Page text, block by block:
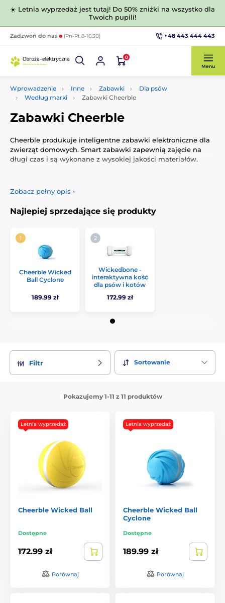
☀️ Letnia wyprzedaż jest tutaj! Do 50% zniżki na wszystko dla
Twoich pupili!
Zadzwoń do nas (Pn-Pt 8-16:30) +48 443 444 443
0
Menu
Wprowadzenie Inne Zabawki
Dla psów
Według marki
Zabawki Cheerble
Zabawki Cheerble
Cheerble produkuje inteligentne zabawki elektroniczne dla
zwierząt domowych. Smart zabawki zapewnią zajęcie na
długi czas i są wykonane z wysokiej jakości materiałów.
Zobacz pełny opis ›
Najlepiej sprzedające się produkty
Cheerble Wicked
Ball Cyclone
189.99 zł
Wickedbone -
interaktywna kość
dla psów i kotów
172.99 zł
Filtr Sortowanie
Pokazujemy 1-11 z 11 produktów
Letnia wyprzedaż
Cheerble Wicked Ball
Dostępne
172.99 zł
Porównaj
Letnia wyprzedaż
Cheerble Wicked Ball
Cyclone
Dostępne
189.99 zł
Porównaj